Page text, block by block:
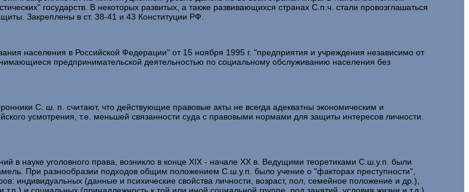
государств. В некоторых развитых, а также развивающихся странах С.п.ч. стали провозглашаться
Закреплены в ст. 38-41 и 43 Конституции РФ.
в Российской Федерации" от 15 ноября 1995 г. "предприятия и учреждения независимо от
предпринимательской деятельностью по социальному обслуживанию населения без
С. ш. п. считают, что действующие правовые акты не всегда адекватны экономическим и
усмотрения, т.е. меньшей связанности суда с правовыми нормами для защиты интересов личности.
уголовного права, возникло в конце XIX - начале XX в. Ведущими теоретиками С.ш.у.п. были
При разнообразии подходов общим положением С.ш.у.п. было учение о "факторах преступности",
индивидуальных (данные и психические свойства личности, возраст, пол, семейное положение и др.),
и социальных (принадлежность к той или иной социальной группе, род занятий, условия жизни и т.д.).